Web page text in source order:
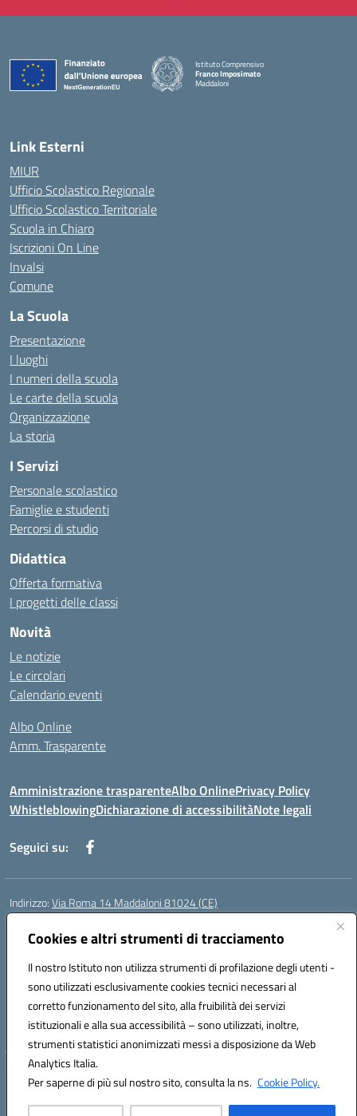
Cookies e altri strumenti di tracciamento
Il nostro Istituto non utilizza strumenti di profilazione degli utenti -
sono utilizzati esclusivamente cookies tecnici necessari al
corretto funzionamento del sito, alla fruibilità dei servizi
istituzionali e alla sua accessibilità – sono utilizzati, inoltre,
strumenti statistici anonimizzati messi a disposizione da Web
Analytics Italia.
Per saperne di più sul nostro sito, consulta la ns. Cookie Policy.
Istituto Comprensivo
Franco Imposimato
Maddaloni
Link Esterni
MIUR
Ufficio Scolastico Regionale
Ufficio Scolastico Territoriale
Scuola in Chiaro
Iscrizioni On Line
Invalsi
Comune
La Scuola
Presentazione
I luoghi
I numeri della scuola
Le carte della scuola
Organizzazione
La storia
I Servizi
Personale scolastico
Famiglie e studenti
Percorsi di studio
Didattica
Offerta formativa
I progetti delle classi
Novità
Le notizie
Le circolari
Calendario eventi
Albo Online
Amm. Trasparente
Amministrazione trasparenteAlbo OnlinePrivacy Policy
WhistleblowingDichiarazione di accessibilitàNote legali
Seguici su:
Indirizzo:Via Roma 14 Maddaloni 81024 (CE)
Centralino:
Posta elettronica certificata (PEC):ceic8an00r@pec.istruzione.it
Codice fiscale: 80006190617
Codice meccanografico:CEIC8AN00R
Codice Indice delle Pubbliche Amministrazioni (IPA): icmvce
Codice unico di fatturazione (CUF): UFORSV
Hosting & Powered by 3D Solution S.r.l.
Concept & Design by Designers Italia